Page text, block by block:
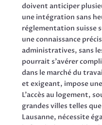
doivent anticiper
une intégration sans
réglementation suisse
une connaissance
administratives, sans
pourrait s’avérer
dans le marché du
et exigeant, impose
L’accès au logement,
grandes villes telles
Lausanne, nécessite